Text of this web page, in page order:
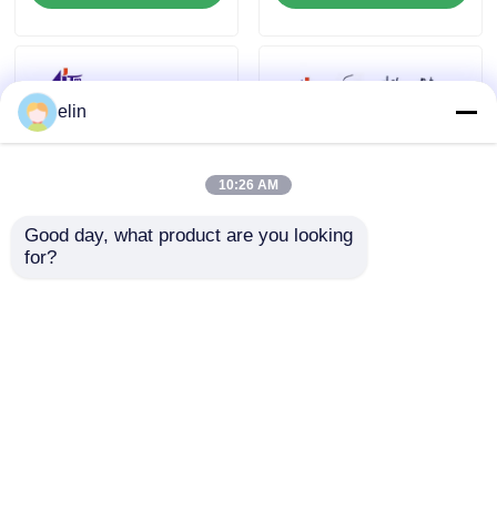
elin
10:26 AM
Good day, what product are you looking
for?